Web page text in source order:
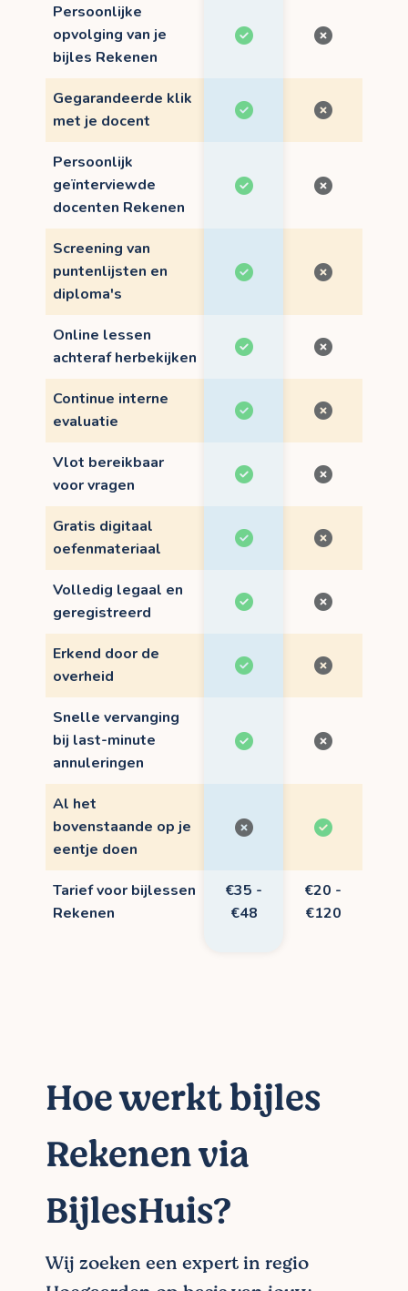
Persoonlijke
opvolging van je
bijles Rekenen
Gegarandeerde klik
met je docent
Persoonlijk
geïnterviewde
docenten Rekenen
Screening van
puntenlijsten en
diploma's
Online lessen
achteraf herbekijken
Continue interne
evaluatie
Vlot bereikbaar
voor vragen
Gratis digitaal
oefenmateriaal
Volledig legaal en
geregistreerd
Erkend door de
overheid
Snelle vervanging
bij last-minute
annuleringen
Al het
bovenstaande op je
eentje doen
Tarief voor bijlessen
Rekenen
€35 -
€48
€20 -
€120
Hoe werkt bijles
Rekenen via
BijlesHuis?
Wij zoeken een expert in regio